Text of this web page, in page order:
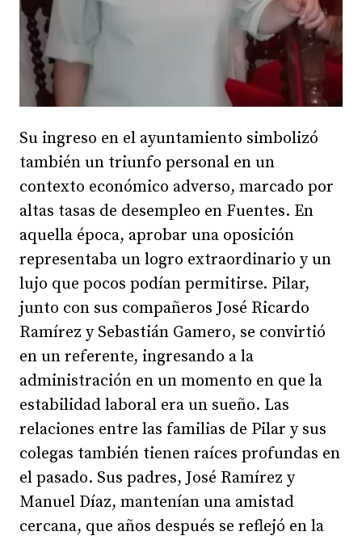
Su ingreso en el ayuntamiento simbolizó
también un triunfo personal en un
contexto económico adverso, marcado por
altas tasas de desempleo en Fuentes. En
aquella época, aprobar una oposición
representaba un logro extraordinario y un
lujo que pocos podían permitirse. Pilar,
junto con sus compañeros José Ricardo
Ramírez y Sebastián Gamero, se convirtió
en un referente, ingresando a la
administración en un momento en que la
estabilidad laboral era un sueño. Las
relaciones entre las familias de Pilar y sus
colegas también tienen raíces profundas en
el pasado. Sus padres, José Ramírez y
Manuel Díaz, mantenían una amistad
cercana, que años después se reflejó en la